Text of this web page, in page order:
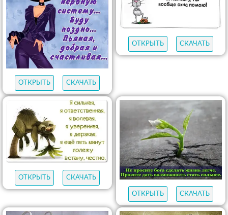
ОТКРЫТЬ СКАЧАТЬ
ОТКРЫТЬ СКАЧАТЬ
ОТКРЫТЬ СКАЧАТЬ
ОТКРЫТЬ СКАЧАТЬ